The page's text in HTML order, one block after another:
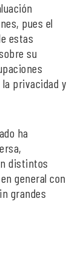
pues el
estas
su
privacidad y
ha
distintos
general con
grandes